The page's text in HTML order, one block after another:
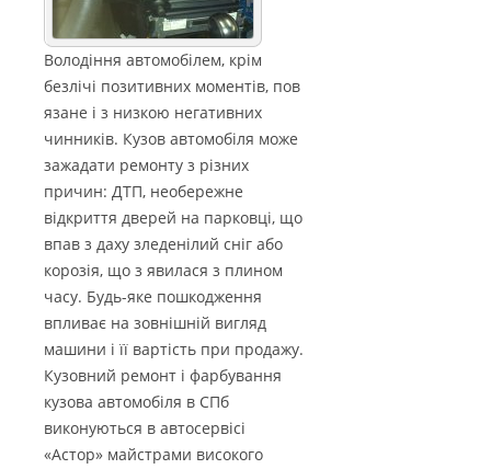
Володіння автомобілем, крім
безлічі позитивних моментів, пов
язане і з низкою негативних
чинників. Кузов автомобіля може
зажадати ремонту з різних
причин: ДТП, необережне
відкриття дверей на парковці, що
впав з даху зледенілий сніг або
корозія, що з явилася з плином
часу. Будь-яке пошкодження
впливає на зовнішній вигляд
машини і її вартість при продажу.
Кузовний ремонт і фарбування
кузова автомобіля в СПб
виконуються в автосервісі
«Астор» майстрами високого